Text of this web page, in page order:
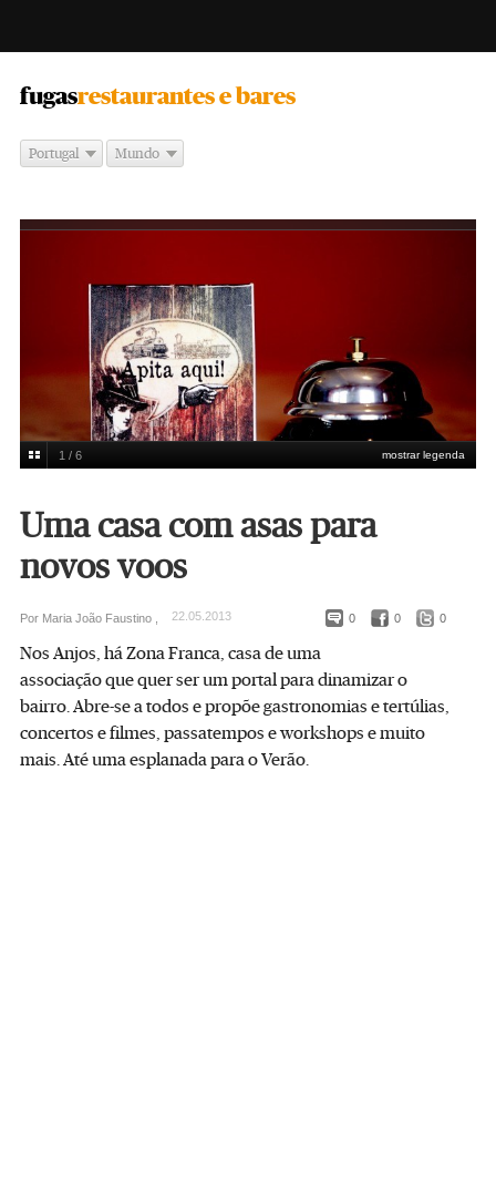
fugas -
restaurantes e bares
Portugal Mundo
Enric Vives-Rubio
mostrar legenda
1 / 6
Uma casa com asas para
novos voos
0 0 0
Por Maria João Faustino , 22.05.2013
Nos Anjos, há Zona Franca, casa de uma
associação que quer ser um portal para dinamizar o
bairro. Abre-se a todos e propõe gastronomias e tertúlias,
concertos e filmes, passatempos e workshops e muito
mais. Até uma esplanada para o Verão.